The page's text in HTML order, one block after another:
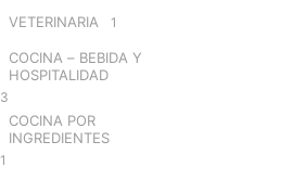
VETERINARIA 1
COCINA – BEBIDA Y
HOSPITALIDAD
3
COCINA POR
INGREDIENTES
1